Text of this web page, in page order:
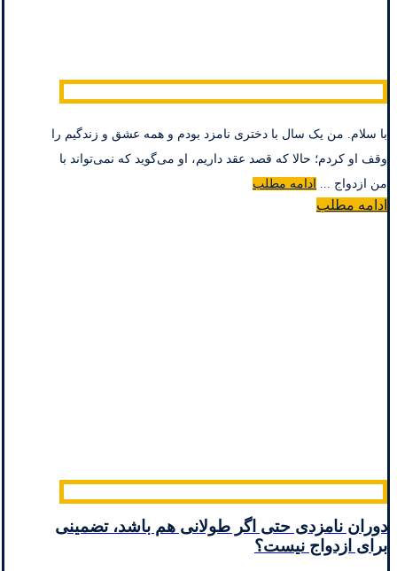
با سلام. من یک سال با دختری نامزد بودم و همه عشق و زندگیم را
وقف او کردم؛ حالا که قصد عقد داریم، او می‌گوید که نمی‌تواند با
من ازدواج ... ادامه مطلب
ادامه مطلب
دوران نامزدی حتی اگر طولانی هم باشد، تضمینی
برای ازدواج نیست؟